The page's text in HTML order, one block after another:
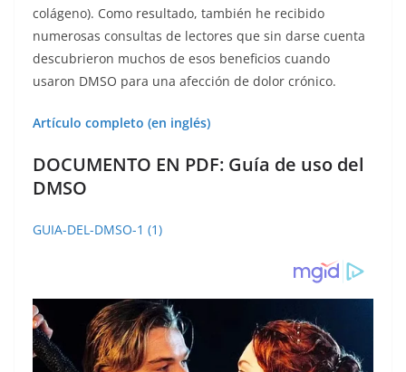
colágeno). Como resultado, también he recibido
numerosas consultas de lectores que sin darse cuenta
descubrieron muchos de esos beneficios cuando
usaron DMSO para una afección de dolor crónico.
Artículo completo (en inglés)
DOCUMENTO EN PDF: Guía de uso del
DMSO
GUIA-DEL-DMSO-1 (1)